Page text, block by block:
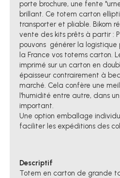
porte brochure, une fente
brillant. Ce totem carton
transporter et pliable. Bikom
vente des kits prêts à partir :
pouvons générer la
la France vos totems carton.
imprimé sur un carton en
épaisseur contrairement à
marché. Cela confère une
l'humidité entre autre, dans
important.
Une option emballage
faciliter les expéditions des
Descriptif
Totem en carton de grande